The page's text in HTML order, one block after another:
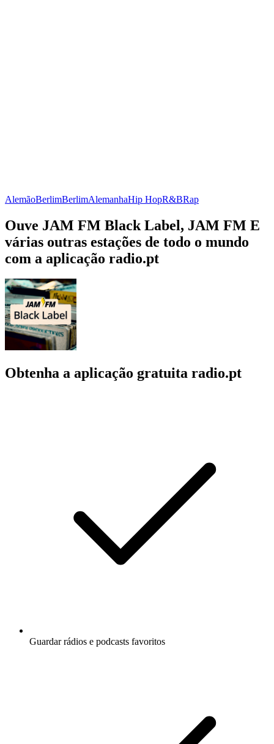
AlemãoBerlimBerlimAlemanhaHip HopR&BRap
Ouve JAM FM Black Label, JAM FM E
várias outras estações de todo o mundo
com a aplicação radio.pt
Obtenha a aplicação gratuita radio.pt
Guardar rádios e podcasts favoritos